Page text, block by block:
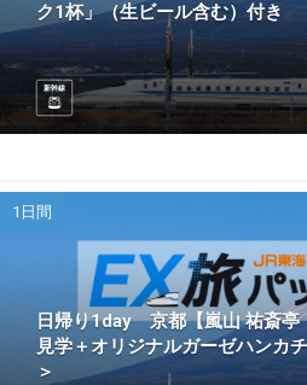
ク1杯」（生ビール含む）付き
新幹線
1日間
日帰り1day 京都【嵐山 祐斎
見学＋オリジナルガーゼハンカ
＞